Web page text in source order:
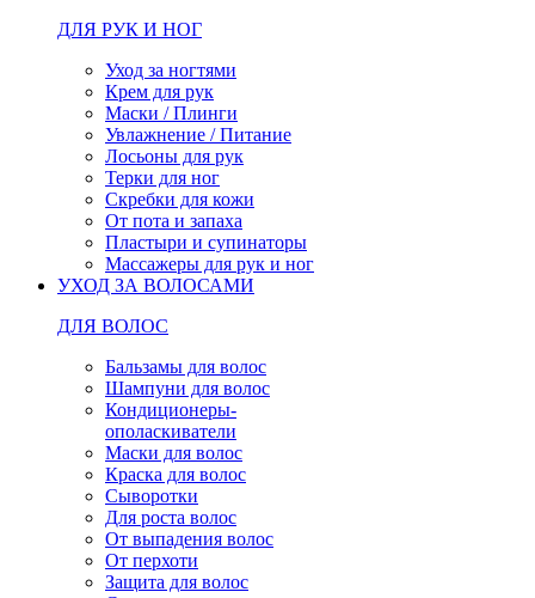
ДЛЯ РУК И НОГ
Уход за ногтями
Крем для рук
Маски / Плинги
Увлажнение / Питание
Лосьоны для рук
Терки для ног
Скребки для кожи
От пота и запаха
Пластыри и супинаторы
Массажеры для рук и ног
УХОД ЗА ВОЛОСАМИ
ДЛЯ ВОЛОС
Бальзамы для волос
Шампуни для волос
Кондиционеры-
ополаскиватели
Маски для волос
Краска для волос
Сыворотки
Для роста волос
От выпадения волос
От перхоти
Защита для волос